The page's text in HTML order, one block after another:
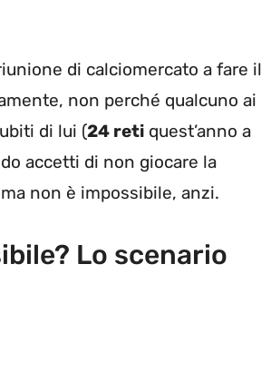
di calciomercato a fare il
non perché qualcuno ai
di lui (24 reti quest’anno a
accetti di non giocare la
non è impossibile, anzi.
Lo scenario